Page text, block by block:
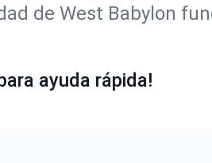
de West Babylon
ayuda rápida!